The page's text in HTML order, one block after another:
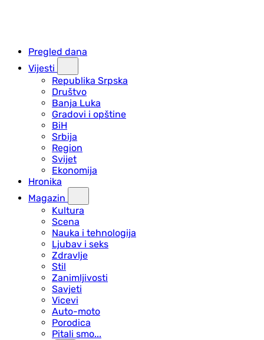
Pregled dana
Vijesti
Republika Srpska
Društvo
Banja Luka
Gradovi i opštine
BiH
Srbija
Region
Svijet
Ekonomija
Hronika
Magazin
Kultura
Scena
Nauka i tehnologija
Ljubav i seks
Zdravlje
Stil
Zanimljivosti
Savjeti
Vicevi
Auto-moto
Porodica
Pitali smo...